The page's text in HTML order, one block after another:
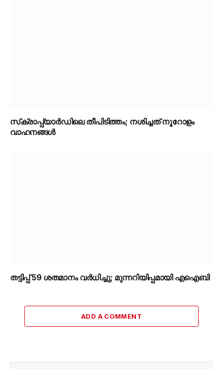
സ്‌ക്രാപ്പ്‌യാർഡിലെ തീപിടിത്തം; നശിച്ചത് നൂറോളം
വാഹനങ്ങൾ
തട്ടിപ്പ് 59 ശതമാനം വർധിച്ചു; മുന്നറിയിപ്പമായി എഐബി
ADD A COMMENT